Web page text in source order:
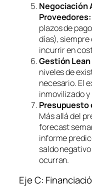
Negociación
Proveedores:
plazos de
días), siempre
incurrir en
Gestión
niveles de
necesario. El
inmovilizado
Presupuesto
Más allá del
forecast
informe
saldo
ocurran.
Eje C: